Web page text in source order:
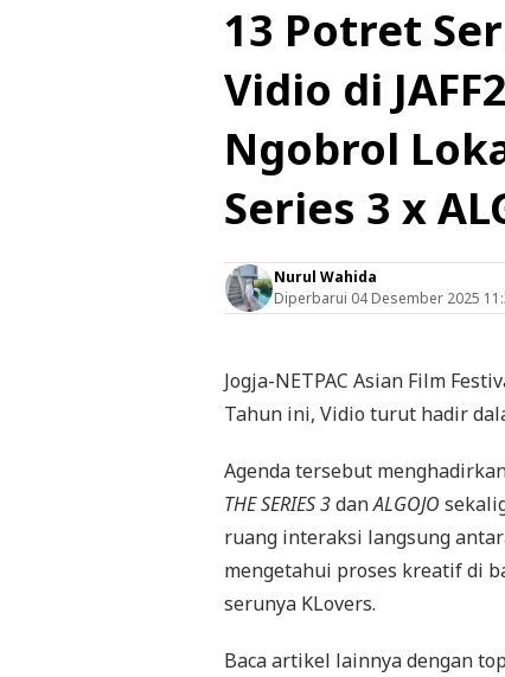
13 Potret
Vidio di
Ngobrol
Series 3 x
Nurul Wahida
Diperbarui 04 Desember 2025
Jogja-NETPAC Asian Film
Tahun ini, Vidio turut hadir
Agenda tersebut
THE SERIES 3danALGOJO
ruang interaksi langsung
mengetahui proses kreatif di
serunya KLovers.
Baca artikel lainnya dengan